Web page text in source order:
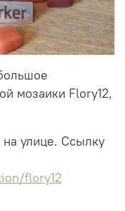
мозаики Flory12,
на улице. Ссылку
flory12